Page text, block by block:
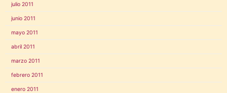
julio 2011
junio 2011
mayo 2011
abril 2011
marzo 2011
febrero 2011
enero 2011